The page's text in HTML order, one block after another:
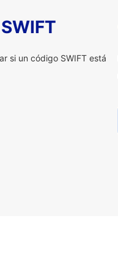
si un código SWIFT está